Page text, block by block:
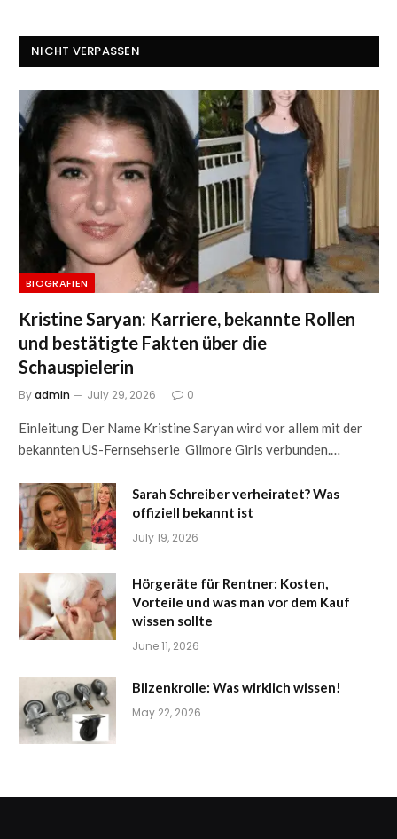
NICHT VERPASSEN
BIOGRAFIEN
Kristine Saryan: Karriere, bekannte Rollen
und bestätigte Fakten über die
Schauspielerin
Byadmin July 29, 2026 0
Einleitung Der Name Kristine Saryan wird vor allem mit der
bekannten US-Fernsehserie Gilmore Girls verbunden.…
Sarah Schreiber verheiratet? Was
offiziell bekannt ist
July 19, 2026
Hörgeräte für Rentner: Kosten,
Vorteile und was man vor dem Kauf
wissen sollte
June 11, 2026
Bilzenkrolle: Was wirklich wissen!
May 22, 2026